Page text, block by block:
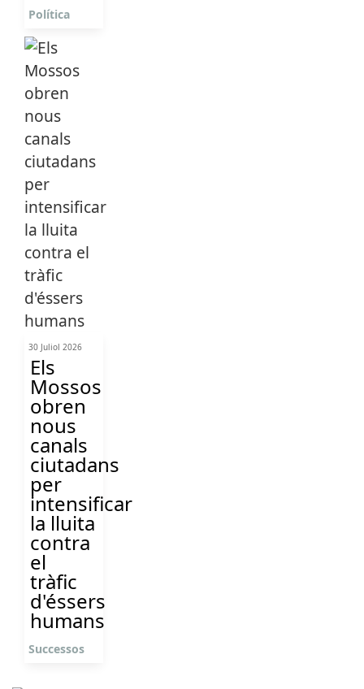
Política
30 Juliol 2026
Els
Mossos
obren
nous
canals
ciutadans
per
intensificar
la lluita
contra
el
tràfic
d'éssers
humans
Successos